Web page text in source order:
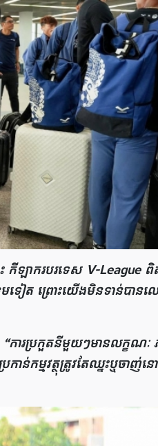
កីឡាករបរទេស V-League ពិ
មទៀត ព្រោះយើងមិនទាន់បានល
“ការប្រកួតនីមួយៗមានលក្ខណៈ
ាន់កម្មវត្ថុត្រូវតែឈ្នះឬចាញ់ន